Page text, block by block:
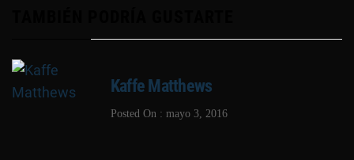
Kaffe Matthews
Posted On : mayo 3, 2016